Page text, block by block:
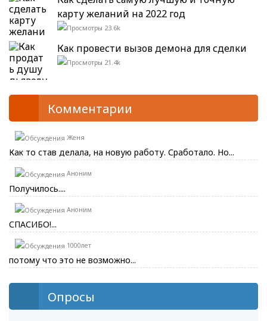
карту желаний на 2022 год
23.6k
Как провести вызов демона для сделки
21.4k
Комментарии
Женя
Как то став делала, на новую работу. Сработало. Но...
Аноним
Получилось....
Аноним
СПАСИБО!...
1000лет
потому что это не возможно...
Опросы